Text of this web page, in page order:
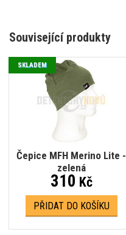
Související produkty
Čepice MFH Merino Lite -
zelená
SKLADEM
310 Kč
PŘIDAT DO KOŠÍKU